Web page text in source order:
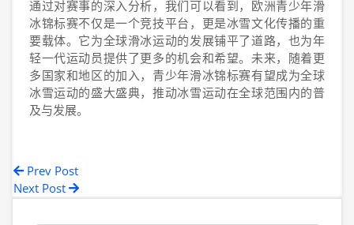
通过对赛事的深入分析，我们可以看到，欧洲青少年滑
冰锦标赛不仅是一个竞技平台，更是冰雪文化传播的重
要载体。它为全球滑冰运动的发展铺平了道路，也为年
轻一代运动员提供了更多的机会和希望。未来，随着更
多国家和地区的加入，青少年滑冰锦标赛有望成为全球
冰雪运动的盛大盛典，推动冰雪运动在全球范围内的普
及与发展。
Prev Post
Next Post